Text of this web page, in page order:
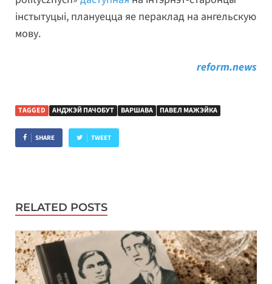
інстытуцыі, плануецца яе пераклад на ангельскую
мову.
reform.news
TAGGED АНДЖЭЙ ПАЧОБУТ ВАРШАВА ПАВЕЛ МАЖЭЙКА
SHARE TWEET
RELATED POSTS